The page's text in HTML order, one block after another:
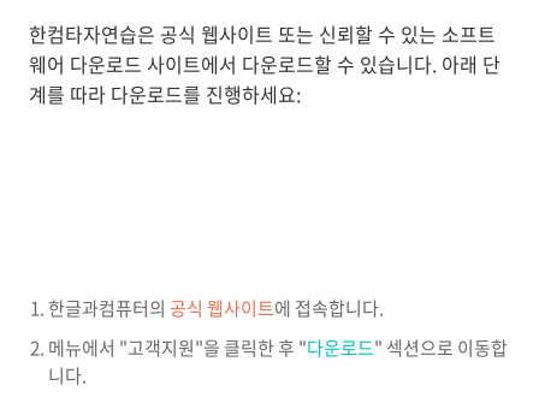
한컴타자연습은 공식 웹사이트 또는 신뢰할 수 있는 소프트
웨어 다운로드 사이트에서 다운로드할 수 있습니다. 아래 단
계를 따라 다운로드를 진행하세요:
한글과컴퓨터의 공식 웹사이트에 접속합니다.
메뉴에서 "고객지원"을 클릭한 후 "다운로드" 섹션으로 이동합
니다.